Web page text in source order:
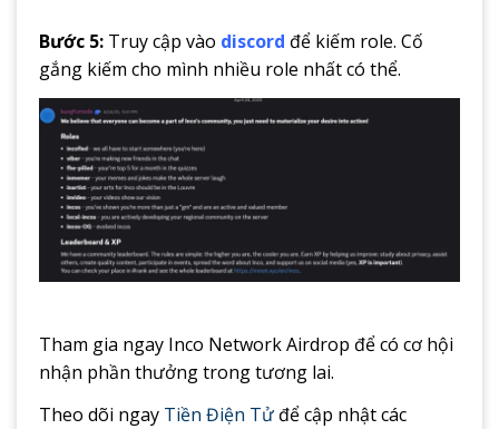
Bước 5: Truy cập vào discord để kiếm role. Cố
gắng kiếm cho mình nhiều role nhất có thể.
Tham gia ngay Inco Network Airdrop để có cơ hội
nhận phần thưởng trong tương lai.
Theo dõi ngay Tiền Điện Tử để cập nhật các